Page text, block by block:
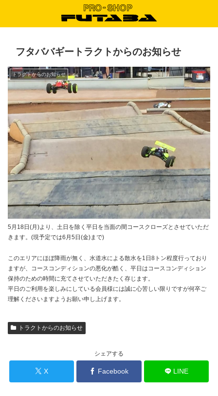
フタババギートラクトからのお知らせ
トラクトからのお知らせ
5月18日(月)より、土日を除く平日を当面の間コースクローズとさせていただ
きます。(現予定では6月5日(金)まで)
このエリアにほぼ降雨が無く、水道水による散水を1日8トン程度行っており
ますが、コースコンディションの悪化が酷く、平日はコースコンディション
保持のための時間に充てさせていただきたく存じます。
平日のご利用を楽しみにしている会員様には誠に心苦しい限りですが何卒ご
理解くださいますようお願い申し上げます。
トラクトからのお知らせ
シェアする
X Facebook LINE